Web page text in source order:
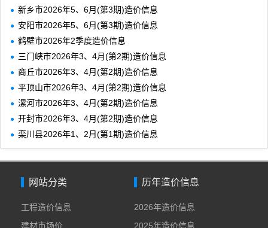
新乡市2026年5、6月(第3期)造价信息
安阳市2026年5、6月(第3期)造价信息
鹤壁市2026年2季度造价信息
三门峡市2026年3、4月(第2期)造价信息
商丘市2026年3、4月(第2期)造价信息
平顶山市2026年3、4月(第2期)造价信息
漯河市2026年3、4月(第2期)造价信息
开封市2026年3、4月(第2期)造价信息
栾川县2026年1、2月(第1期)造价信息
网站分类
工程造价信息
建材市场价
历年造价信息
2026年造价信息
2025年造价信息